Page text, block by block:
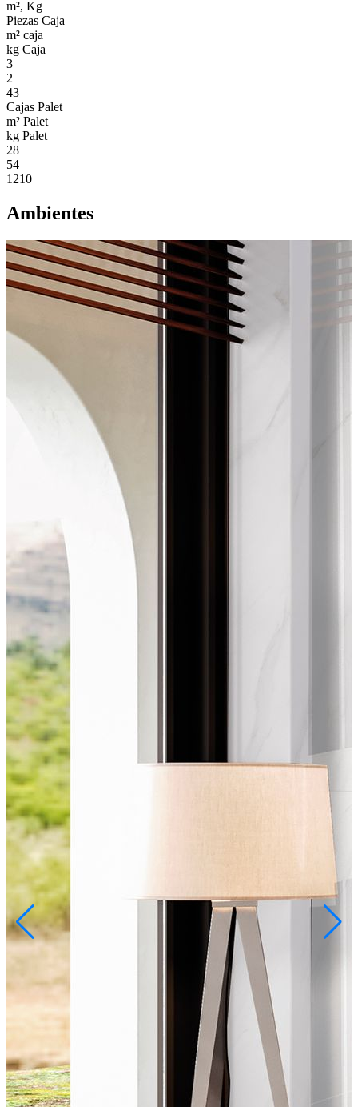
m², Kg
Piezas Caja
m² caja
kg Caja
3
2
43
Cajas Palet
m² Palet
kg Palet
28
54
1210
Ambientes